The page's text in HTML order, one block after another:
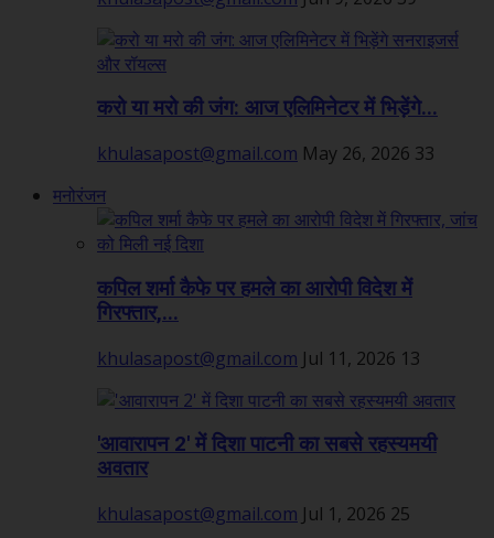
करो या मरो की जंग: आज एलिमिनेटर में भिड़ेंगे...
khulasapost@gmail.com May 26, 2026 33
मनोरंजन
कपिल शर्मा कैफे पर हमले का आरोपी विदेश में
गिरफ्तार,...
khulasapost@gmail.com Jul 11, 2026 13
'आवारापन 2' में दिशा पाटनी का सबसे रहस्यमयी
अवतार
khulasapost@gmail.com Jul 1, 2026 25